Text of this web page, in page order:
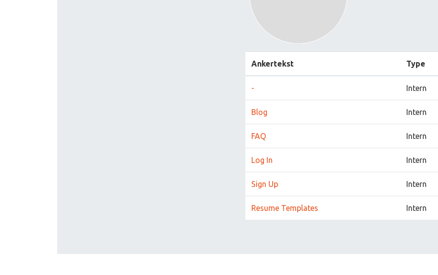
Ankertekst Type
- Intern
Blog Intern
FAQ Intern
Log In Intern
Sign Up Intern
Resume Templates Intern